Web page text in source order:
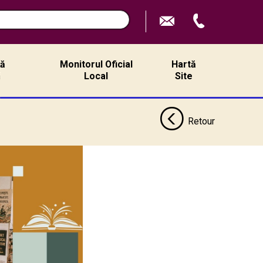
Monitorul Oficial
Local
Hartă
Site
Retour